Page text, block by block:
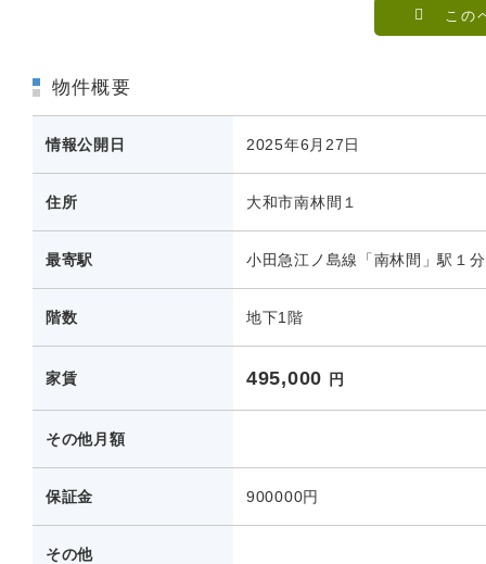
この
物件概要
情報公開日 2025年6月27日
住所 大和市南林間１
最寄駅 小田急江ノ島線「南林間」駅１分
階数 地下1階
家賃 495,000 円
その他月額
保証金 900000円
その他